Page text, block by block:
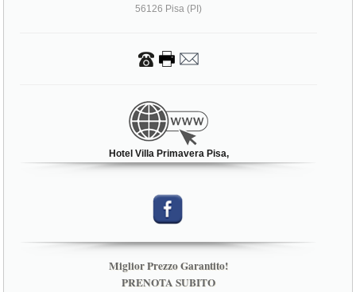
56126 Pisa (PI)
Hotel Villa Primavera Pisa,
Miglior Prezzo Garantito!
PRENOTA SUBITO